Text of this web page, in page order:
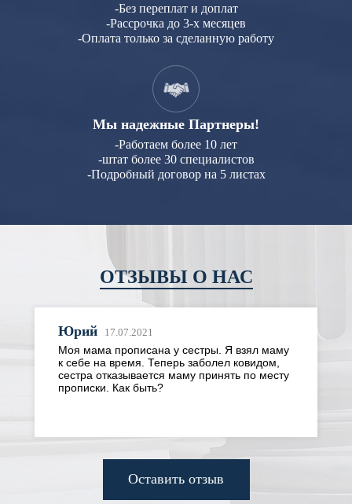
-Без переплат и доплат
-Рассрочка до 3-х месяцев
-Оплата только за сделанную работу
Мы надежные Партнеры!
-Работаем более 10 лет
-штат более 30 специалистов
-Подробный договор на 5 листах
ОТЗЫВЫ О НАС
Юрий 17.07.2021
Моя мама прописана у сестры. Я взял маму
к себе на время. Теперь заболел ковидом,
сестра отказывается маму принять по месту
прописки. Как быть?
Оставить отзыв